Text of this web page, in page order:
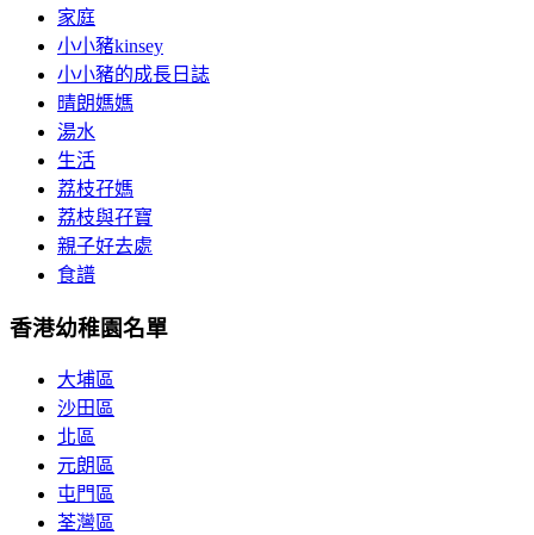
家庭
小小豬kinsey
小小豬的成長日誌
晴朗媽媽
湯水
生活
荔枝孖媽
荔枝與孖寶
親子好去處
食譜
香港幼稚園名單
大埔區
沙田區
北區
元朗區
屯門區
荃灣區